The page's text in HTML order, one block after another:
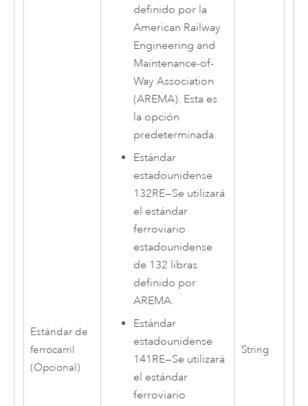
Estándar de
ferrocarril
(Opcional)
definido por la
American Railway
Engineering and
Maintenance-of-
Way Association
(AREMA). Esta es
la opción
predeterminada.
Estándar
estadounidense
132RE—Se utilizará
el estándar
ferroviario
estadounidense
de 132 libras
definido por
AREMA.
Estándar
estadounidense
141RE—Se utilizará
el estándar
ferroviario
String